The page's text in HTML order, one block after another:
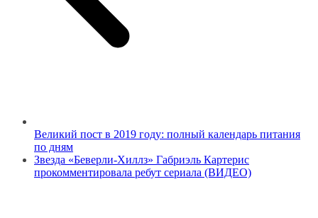
Великий пост в 2019 году: полный календарь питания
по дням
Звезда «Беверли-Хиллз» Габриэль Картерис
прокомментировала ребут сериала (ВИДЕО)